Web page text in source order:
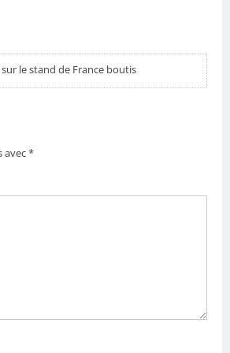
le stand de France boutis
avec*